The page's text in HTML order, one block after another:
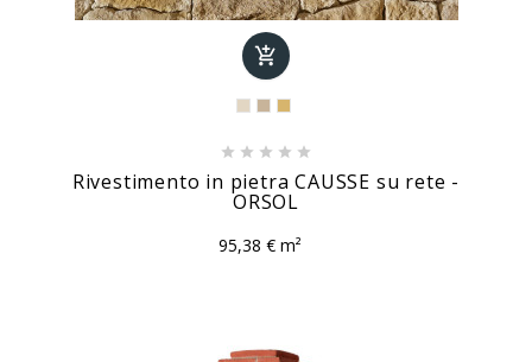

    
Rivestimento in pietra CAUSSE su rete -
ORSOL
95,38 € m²